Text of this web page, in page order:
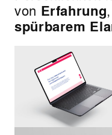
von Erfahrung,
spürbarem